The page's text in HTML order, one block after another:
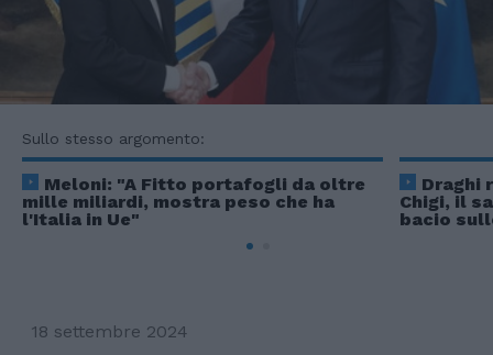
Sullo stesso argomento:
Meloni: "A Fitto portafogli da oltre
mille miliardi, mostra peso che ha
l'Italia in Ue"
Draghi
Chigi, il
bacio
18 settembre 2024